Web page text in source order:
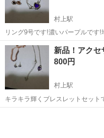
村上駅
リング9号です!濃いパープルです
ンラインはお断りします！
千葉 八千代市 村上駅
新品！アクセ
800円
村上駅
キラキラ輝くブレスレットセット
す！オンラインはお断りします！